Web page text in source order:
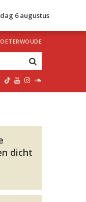
6 augustus
dicht